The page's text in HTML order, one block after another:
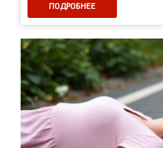
ПОДРОБНЕЕ